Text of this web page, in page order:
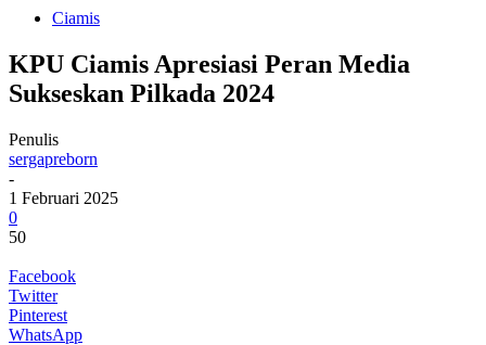
Ciamis
KPU Ciamis Apresiasi Peran Media
Sukseskan Pilkada 2024
Penulis
sergapreborn
-
1 Februari 2025
0
50
Facebook
Twitter
Pinterest
WhatsApp